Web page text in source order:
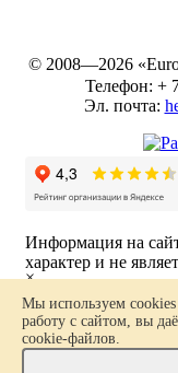
© 2008—2026
Телефон: +
Эл. почта:
Информация на
характер и не
Политика в
Карта сайта
×
Ваш заказ
Мы используем
работу с сайтом, вы
cookie-файлов.